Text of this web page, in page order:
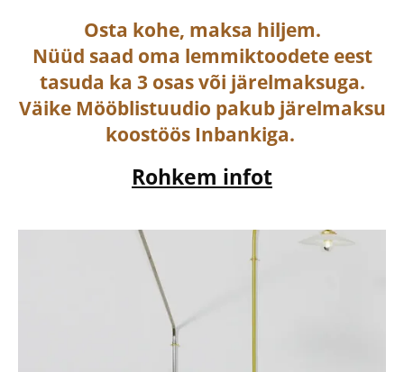
Osta kohe, maksa hiljem.
Nüüd saad oma lemmiktoodete eest
tasuda ka 3 osas või järelmaksuga.
Väike Mööblistuudio pakub järelmaksu
koostöös Inbankiga.
Rohkem infot